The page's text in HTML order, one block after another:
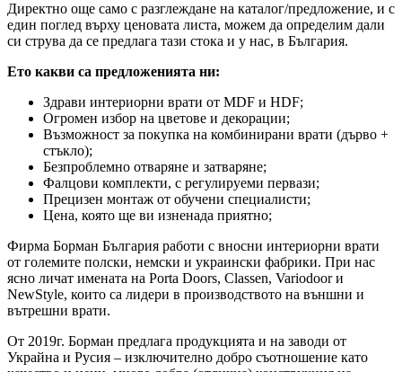
Директно още само с разглеждане на каталог/предложение, и с
един поглед върху ценовата листа, можем да определим дали
си струва да се предлага тази стока и у нас, в България.
Ето какви са предложенията ни:
Здрави интериорни врати от MDF и HDF;
Огромен избор на цветове и декорации;
Възможност за покупка на комбинирани врати (дърво +
стъкло);
Безпроблемно отваряне и затваряне;
Фалцови комплекти, с регулируеми первази;
Прецизен монтаж от обучени специалисти;
Цена, която ще ви изненада приятно;
Фирма Борман България работи с вносни интериорни врати
от големите полски, немски и украински фабрики. При нас
ясно личат имената на Porta Doors, Classen, Variodoor и
NewStyle, които са лидери в производството на външни и
вътрешни врати.
От 2019г. Борман предлага продукцията и на заводи от
Украйна и Русия – изключително добро съотношение като